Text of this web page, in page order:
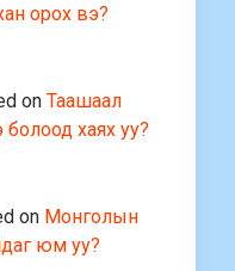
орох вэ?
onТаашаал
болоод хаях уу?
on Монголын
юм уу?